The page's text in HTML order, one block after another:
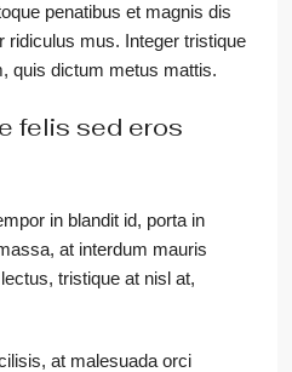
penatibus et magnis dis
ridiculus mus. Integer tristique
quis dictum metus mattis.
felis sed eros
in blandit id, porta in
at interdum mauris
tristique at nisl at,
at malesuada orci